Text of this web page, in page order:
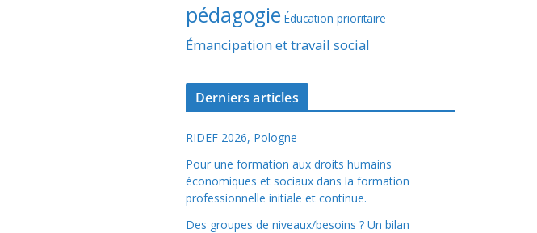
pédagogie Éducation prioritaire
Émancipation et travail social
Derniers articles
RIDEF 2026, Pologne
Pour une formation aux droits humains
économiques et sociaux dans la formation
professionnelle initiale et continue.
Des groupes de niveaux/besoins ? Un bilan